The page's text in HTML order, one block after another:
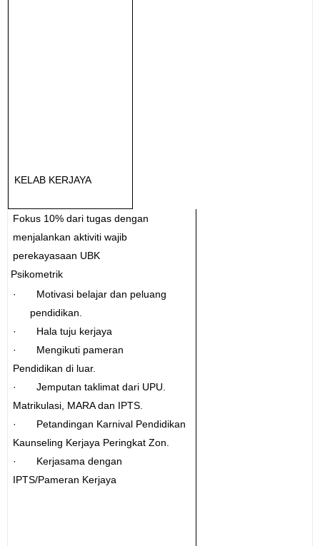
KELAB KERJAYA
Fokus 10% dari tugas dengan
menjalankan aktiviti wajib
perekayasaan UBK
Psikometrik
· Motivasi belajar dan peluang
pendidikan.
· Hala tuju kerjaya
· Mengikuti pameran
Pendidikan di luar.
· Jemputan taklimat dari UPU.
Matrikulasi, MARA dan IPTS.
· Petandingan Karnival Pendidikan
Kaunseling Kerjaya Peringkat Zon.
· Kerjasama dengan
IPTS/Pameran Kerjaya